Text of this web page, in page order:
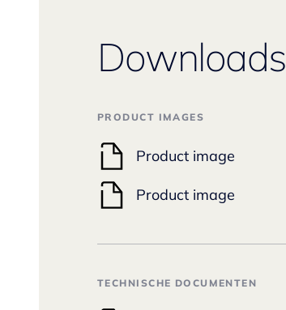
Downloads
PRODUCT IMAGES
Product image
Product image
TECHNISCHE DOCUMENTEN